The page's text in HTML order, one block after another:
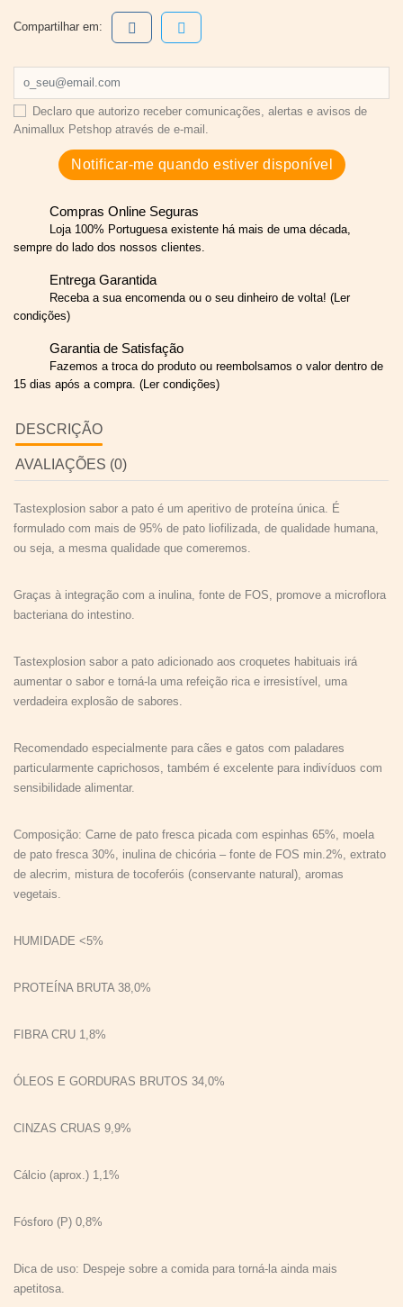
Compartilhar em:
Declaro que autorizo receber comunicações, alertas e avisos de
Animallux Petshop através de e-mail.
Notificar-me quando estiver disponível
Compras Online Seguras
Loja 100% Portuguesa existente há mais de uma década,
sempre do lado dos nossos clientes.
Entrega Garantida
Receba a sua encomenda ou o seu dinheiro de volta! (Ler
condições)
Garantia de Satisfação
Fazemos a troca do produto ou reembolsamos o valor dentro de
15 dias após a compra. (Ler condições)
DESCRIÇÃO
AVALIAÇÕES (0)
Tastexplosion sabor a pato é um aperitivo de proteína única. É
formulado com mais de 95% de pato liofilizada, de qualidade humana,
ou seja, a mesma qualidade que comeremos.
Graças à integração com a inulina, fonte de FOS, promove a microflora
bacteriana do intestino.
Tastexplosion sabor a pato adicionado aos croquetes habituais irá
aumentar o sabor e torná-la uma refeição rica e irresistível, uma
verdadeira explosão de sabores.
Recomendado especialmente para cães e gatos com paladares
particularmente caprichosos, também é excelente para indivíduos com
sensibilidade alimentar.
Composição: Carne de pato fresca picada com espinhas 65%, moela
de pato fresca 30%, inulina de chicória – fonte de FOS min.2%, extrato
de alecrim, mistura de tocoferóis (conservante natural), aromas
vegetais.
HUMIDADE <5%
PROTEÍNA BRUTA 38,0%
FIBRA CRU 1,8%
ÓLEOS E GORDURAS BRUTOS 34,0%
CINZAS CRUAS 9,9%
Cálcio (aprox.) 1,1%
Fósforo (P) 0,8%
Dica de uso: Despeje sobre a comida para torná-la ainda mais
apetitosa.